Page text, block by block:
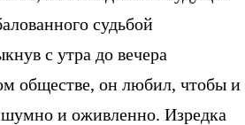
судьбой
с утра до вечера
обществе, он любил, чтобы и
и оживленно. Изредка